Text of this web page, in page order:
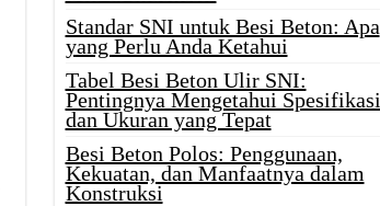
Standar SNI untuk Besi Beton: Apa
yang Perlu Anda Ketahui
Tabel Besi Beton Ulir SNI:
Pentingnya Mengetahui Spesifikasi
dan Ukuran yang Tepat
Besi Beton Polos: Penggunaan,
Kekuatan, dan Manfaatnya dalam
Konstruksi